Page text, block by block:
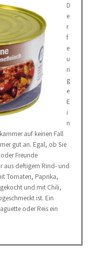
D
e
r
f
e
u
ri
g
e
E
i
n
auf keinen Fall
gut an. Egal, ob Sie
Freunde
aus deftigem Rind- und
Tomaten, Paprika,
und mit Chili,
ist. Ein
oder Reis ein